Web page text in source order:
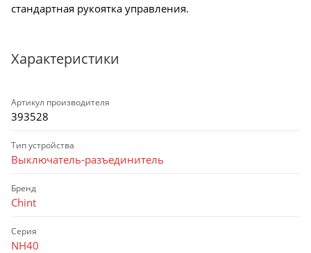
стандартная рукоятка управления.
Характеристики
Артикул производителя
393528
Тип устройства
Выключатель-разъединитель
Бренд
Chint
Серия
NH40